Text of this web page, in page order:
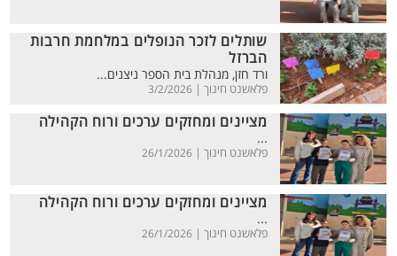
שותלים לזכר הנופלים במלחמת חרבות
הברזל
ורד חזן, מנהלת בית הספר ניצנים...
פלאשנט חינוך | 3/2/2026
מציינים ומחזקים ערכים ורוח הקהילה
...
פלאשנט חינוך | 26/1/2026
מציינים ומחזקים ערכים ורוח הקהילה
...
פלאשנט חינוך | 26/1/2026